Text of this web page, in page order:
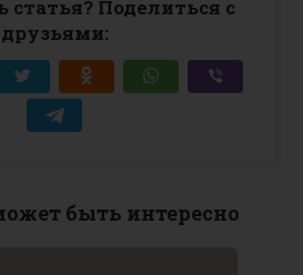
статья? Поделиться с
друзьями:
быть интересно